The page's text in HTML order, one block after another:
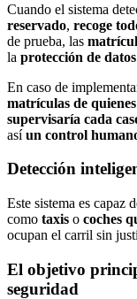
Cuando el sistema
reservado, recoge
de prueba, las
la protección de
En caso de
matrículas de
supervisaría cada
asíun control
Detección
Este sistema es capaz
como taxis o coches
ocupan el carril sin
El objetivo
seguridad